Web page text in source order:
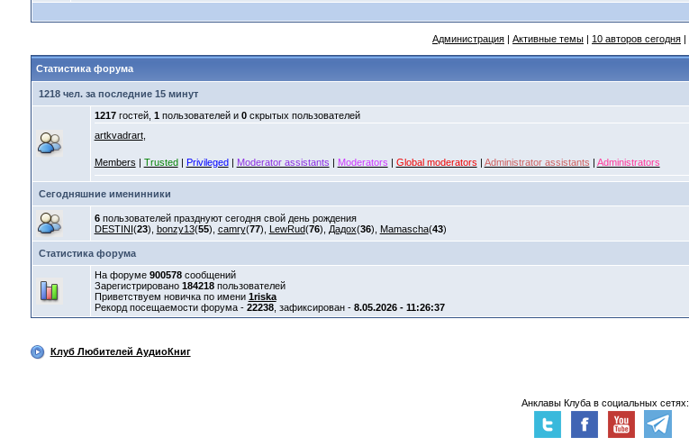
Администрация| Активные темы| 10 авторов сегодня|
Статистика форума
1218 чел. за последние 15 минут
1217гостей, 1пользователей и 0скрытых пользователей
artkvadrart,
Members | Trusted| Privileged| Moderator assistants | Moderators | Global moderators | Administrator assistants | Administrators
Сегодняшние именинники
6пользователей празднуют сегодня свой день рождения
DESTINI(23), bonzy13(55), camry(77), LewRud(76), Дадох(36), Mamascha(43)
Статистика форума
На форуме 900578сообщений
Зарегистрировано 184218пользователей
Приветствуем новичка по имени 1riska
Рекорд посещаемости форума - 22238, зафиксирован - 8.05.2026 - 11:26:37
Клуб Любителей АудиоКниг
Анклавы Клуба в социальных сетях: